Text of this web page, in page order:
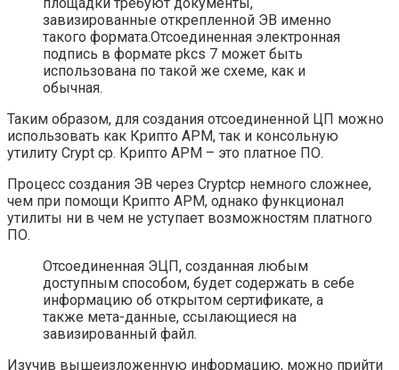
завизированные открепленной ЭВ именно
такого формата.Отсоединенная электронная
подпись в формате pkcs 7 может быть
использована по такой же схеме, как и
обычная.
Таким образом, для создания отсоединенной ЦП можно
использовать как Крипто АРМ, так и консольную
утилиту Crypt cp. Крипто АРМ – это платное ПО.
Процесс создания ЭВ через Cryptcp немного сложнее,
чем при помощи Крипто АРМ, однако функционал
утилиты ни в чем не уступает возможностям платного
ПО.
Отсоединенная ЭЦП, созданная любым
доступным способом, будет содержать в себе
информацию об открытом сертификате, а
также мета-данные, ссылающиеся на
завизированный файл.
Изучив вышеизложенную информацию, можно прийти